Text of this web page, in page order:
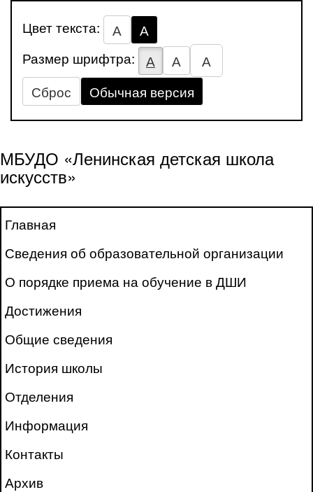
Цвет текста: А
А
Размер шрифтра:
А А
А
Сброс
Обычная версия
МБУДО «Ленинская детская школа
искусств»
Главная
Сведения об образовательной организации
О порядке приема на обучение в ДШИ
Достижения
Общие сведения
История школы
Отделения
Информация
Контакты
Архив